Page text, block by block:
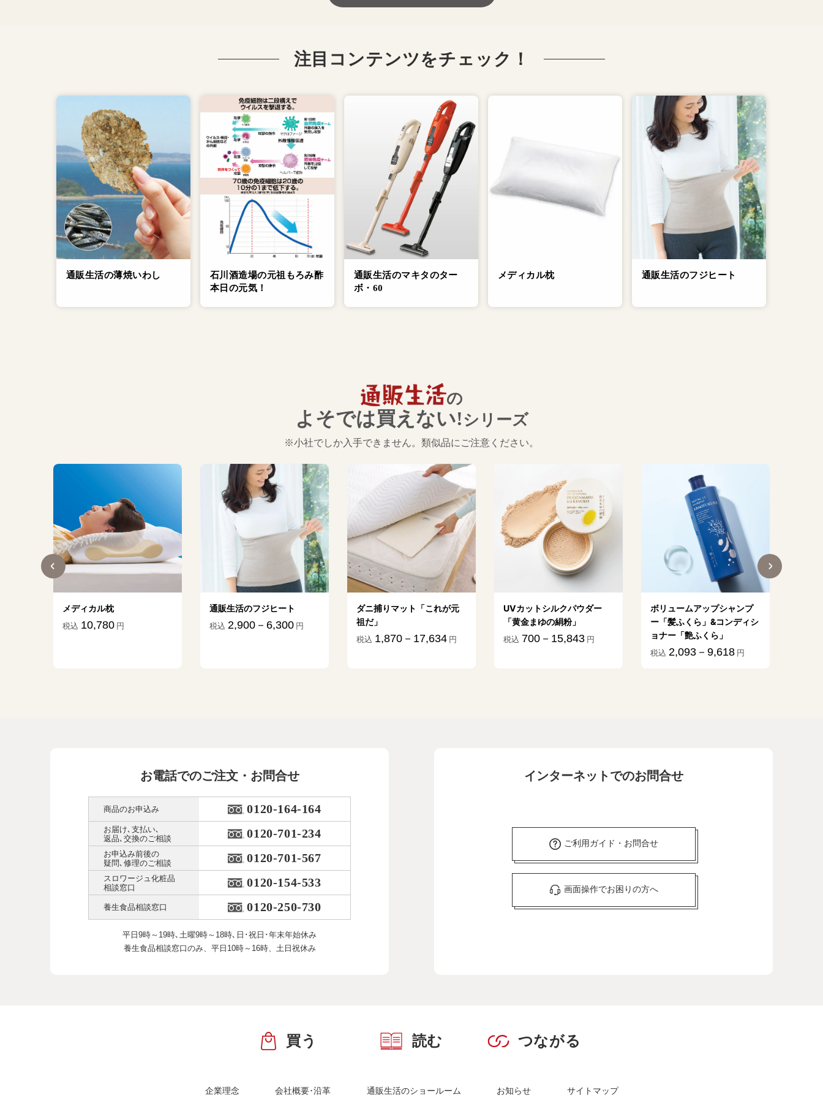
注目コンテンツをチェック！
通販生活の薄焼いわし
石川酒造場の元祖もろみ酢
本日の元気！
通販生活のマキタのター
ボ・60
メディカル枕 通販生活のフジヒート
の
よそでは買えない!シリーズ
※小社でしか入手できません。類似品にご注意ください。
メディカル枕
税込 10,780 円
通販生活のフジヒート
税込 2,900－6,300 円
ダニ捕りマット「これが元
祖だ」
税込 1,870－17,634 円
UVカットシルクパウダー
「黄金まゆの絹粉」
税込 700－15,843 円
ボリュームアップシャンプ
ー「髪ふくら」&コンディシ
ョナー「艶ふくら」
税込 2,093－9,618 円
お電話でのご注文・お問合せ
商品のお申込み 0120-164-164
お届け､支払い､
返品､交換のご相談
0120-701-234
お申込み前後の
疑問､修理のご相談
0120-701-567
スロワージュ化粧品
相談窓口
0120-154-533
養生食品相談窓口 0120-250-730
平日9時～19時､土曜9時～18時､ 日･祝日･年末年始休み
養生食品相談窓口のみ、 平日10時～16時、土日祝休み
インターネットでのお問合せ
ご利用ガイド・お問合せ
画面操作でお困りの方へ
買う 読む つながる
企業理念 会社概要･沿革 通販生活のショールーム お知らせ サイトマップ